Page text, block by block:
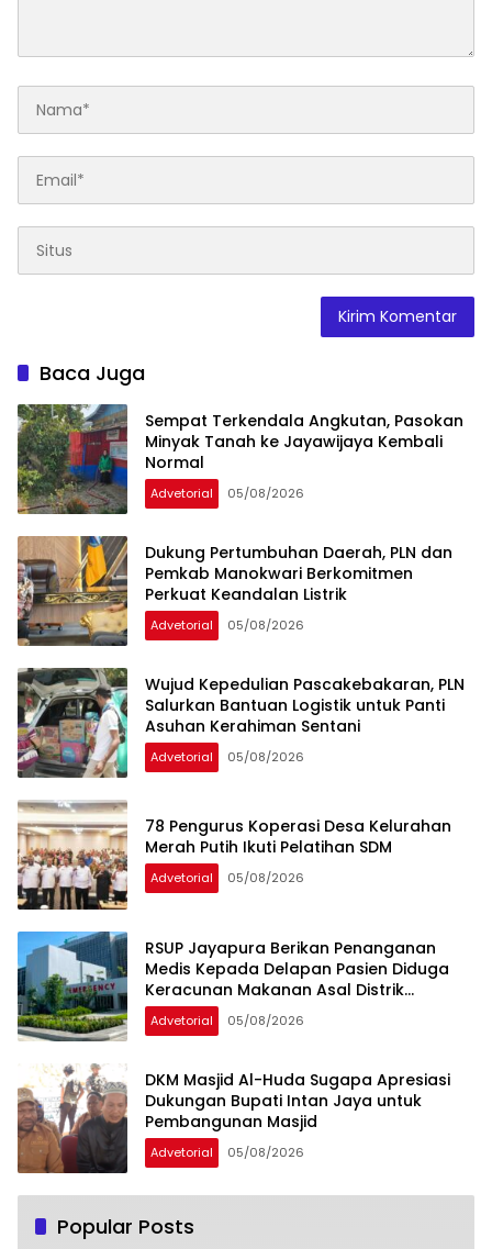
Baca Juga
Sempat Terkendala Angkutan, Pasokan
Minyak Tanah ke Jayawijaya Kembali
Normal
Advetorial 05/08/2026
Dukung Pertumbuhan Daerah, PLN dan
Pemkab Manokwari Berkomitmen
Perkuat Keandalan Listrik
Advetorial 05/08/2026
Wujud Kepedulian Pascakebakaran, PLN
Salurkan Bantuan Logistik untuk Panti
Asuhan Kerahiman Sentani
Advetorial 05/08/2026
78 Pengurus Koperasi Desa Kelurahan
Merah Putih Ikuti Pelatihan SDM
Advetorial 05/08/2026
RSUP Jayapura Berikan Penanganan
Medis Kepada Delapan Pasien Diduga
Keracunan Makanan Asal Distrik
Depapre
Advetorial 05/08/2026
DKM Masjid Al-Huda Sugapa Apresiasi
Dukungan Bupati Intan Jaya untuk
Pembangunan Masjid
Advetorial 05/08/2026
Popular Posts